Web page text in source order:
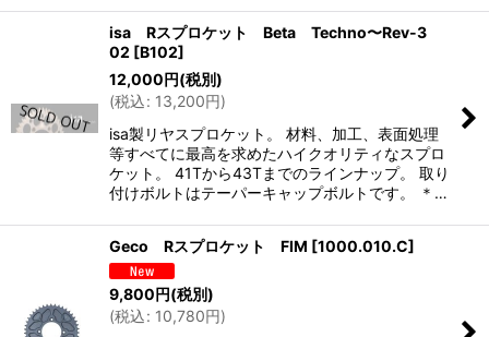
isa Rスプロケット Beta Techno〜Rev-3
02 [B102]
12,000円(税別)
(税込: 13,200円)
isa製リヤスプロケット。 材料、加工、表面処理
等すべてに最高を求めたハイクオリティなスプロ
ケット。 41Tから43Tまでのラインナップ。 取り
付けボルトはテーパーキャップボルトです。 ＊…
Geco Rスプロケット FIM [1000.010.C]
9,800円(税別)
(税込: 10,780円)